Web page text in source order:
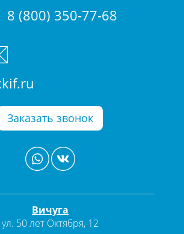
8 (800) 350-77-68
Заказать звонок
Вичуга
ул. 50 лет Октября, 12